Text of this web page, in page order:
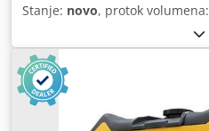
Stanje: novo, protok volumena: